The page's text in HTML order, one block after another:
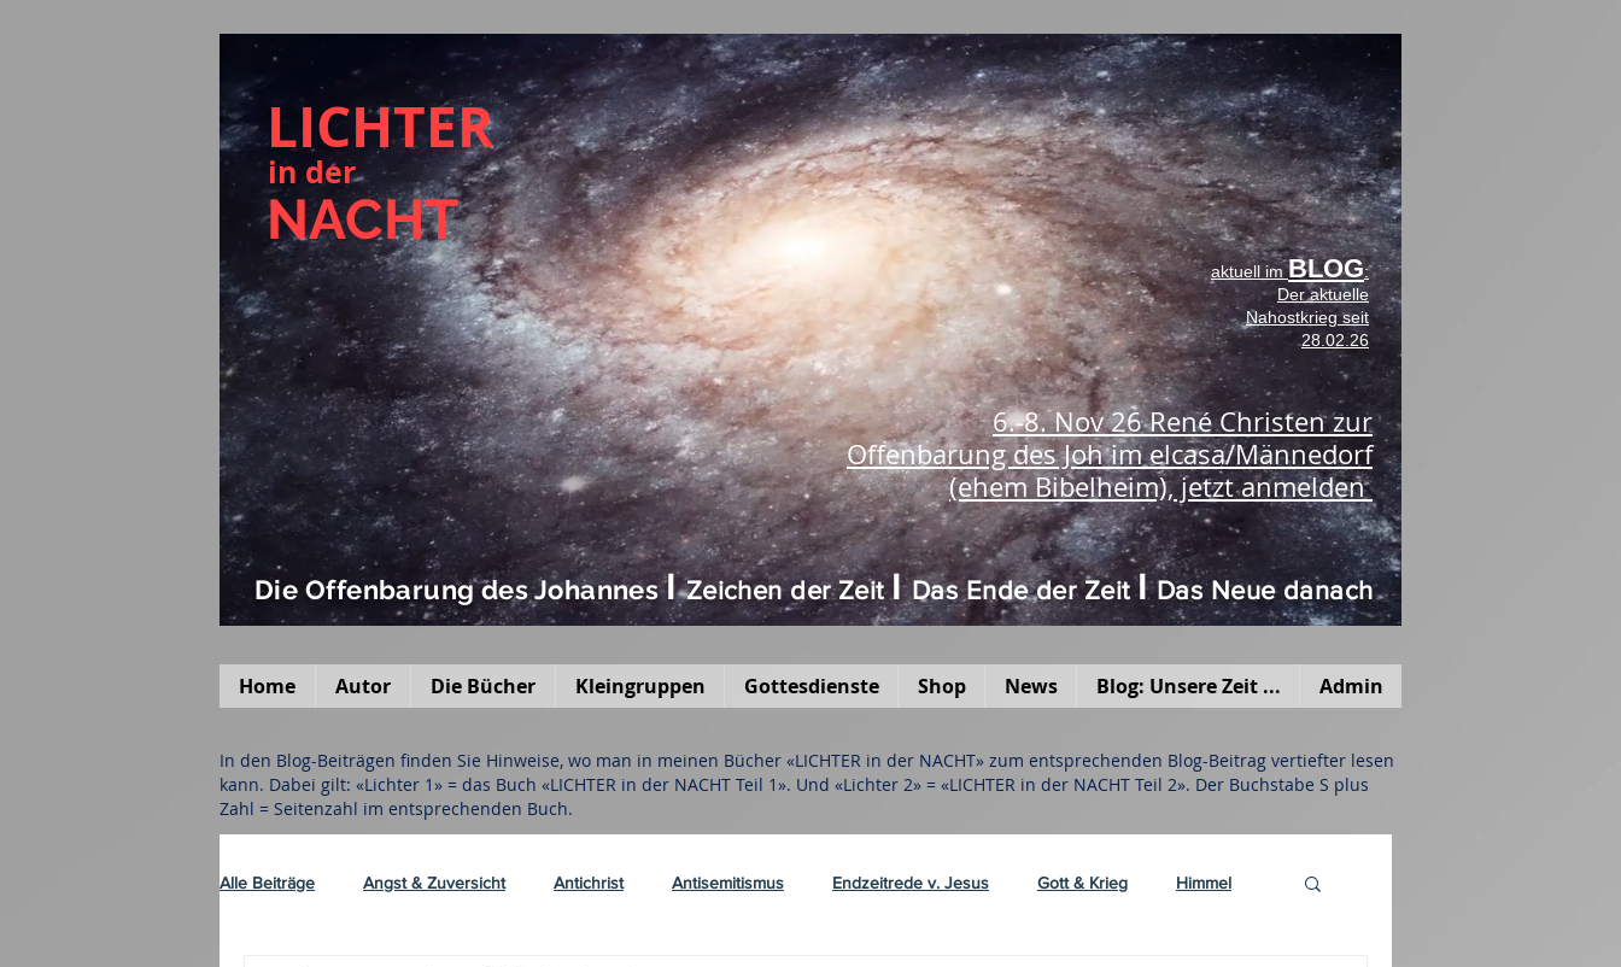
LICHTER
in der
NACHT
aktuell imBLOG:
Der aktuelle
Nahostkrieg seit
28.02.26
6.-8. Nov 26 René Christen zur
Offenbarung des Joh im elcasa/Männedorf
(ehem Bibelheim), jetzt anmelden
Die Offenbarung des JohannesIZeichen der ZeitIDas Endeder ZeitIDas Neue danach
Home Autor Die Bücher Kleingruppen Gottesdienste Shop News Blog: Unsere Zeit ... Admin
In den Blog-Beiträgen finden Sie Hinweise, wo man in meinen Bücher «LICHTER in der NACHT» zum entsprechenden Blog-Beitrag vertiefter lesen
kann. Dabei gilt: «Lichter 1» = das Buch «LICHTER in der NACHT Teil 1». Und «Lichter 2» = «LICHTER in der NACHT Teil 2». Der Buchstabe S plus
Zahl = Seitenzahl im entsprechenden Buch.
Alle Beiträge Angst & Zuversicht Antichrist Antisemitismus Endzeitrede v. Jesus Gott & Krieg Himmel